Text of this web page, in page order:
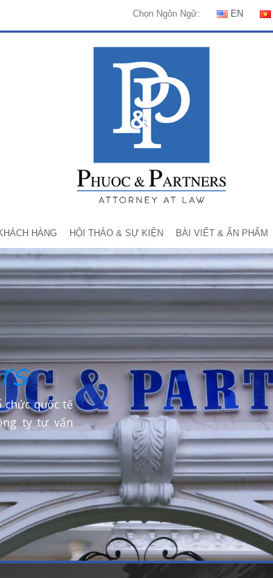
Chọn Ngôn Ngữ: EN
HÀNG HỘI THẢO & SỰ KIỆN BÀI VIẾT & ẤN PHẨM
chức quốc tế
ty tư vấn